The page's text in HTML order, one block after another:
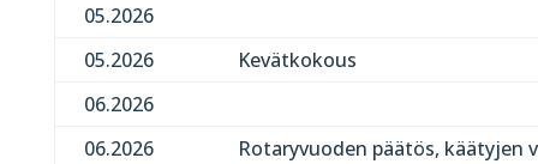
05.2026
05.2026
Kevätkokous
06.2026
06.2026
Rotaryvuoden päätös, käätyjen